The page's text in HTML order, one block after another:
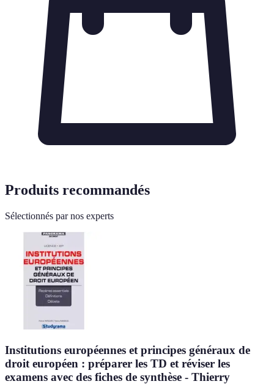
Produits recommandés
Sélectionnés par nos experts
Institutions européennes et principes généraux de
droit européen : préparer les TD et réviser les
examens avec des fiches de synthèse - Thierry